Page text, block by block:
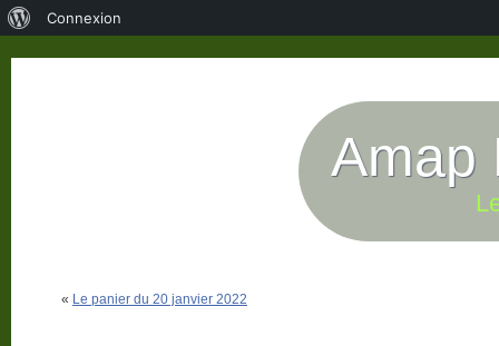
Amap
« Le panier du 20 janvier 2022
Connexion